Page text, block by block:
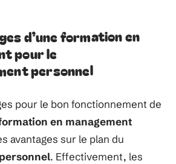
d’une formation en
pour le
personnel
pour le bon fonctionnement de
en management
avantages sur le plan du
. Effectivement, les